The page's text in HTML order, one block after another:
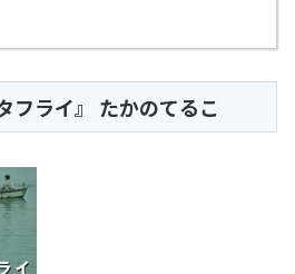
フライ』 たかのてるこ